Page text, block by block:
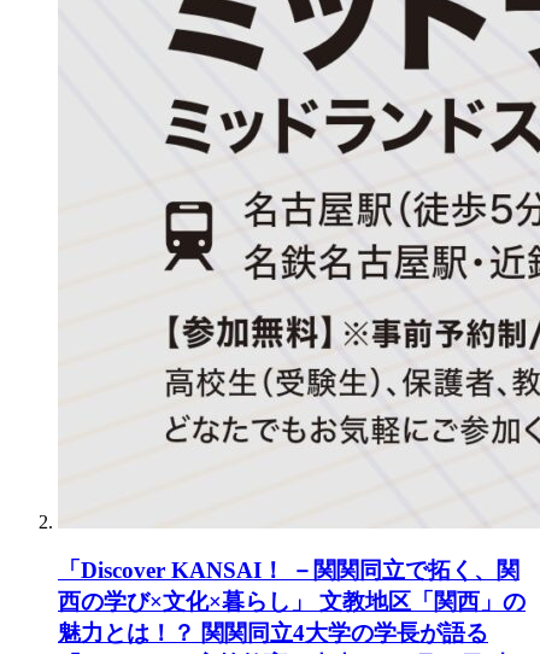
「Discover KANSAI！ －関関同立で拓く、関
西の学び×文化×暮らし」 文教地区「関西」の
魅力とは！？ 関関同立4大学の学長が語る